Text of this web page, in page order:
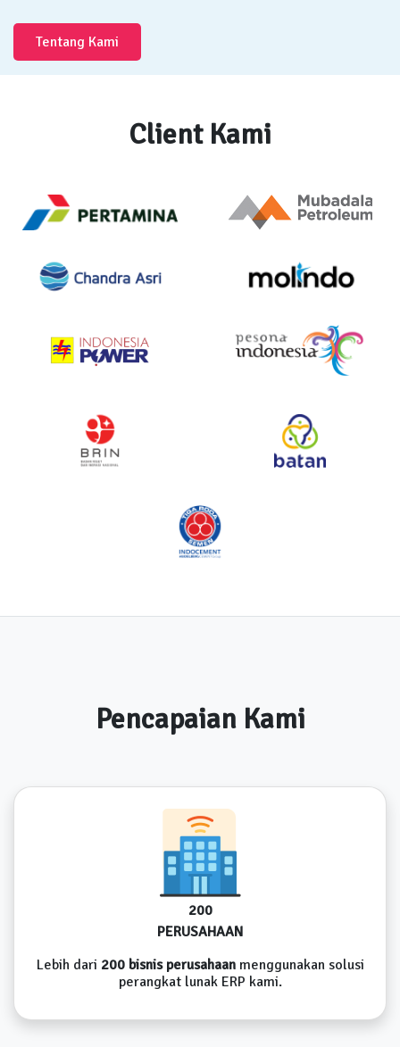
Tentang Kami
Client Kami
Pencapaian Kami
200
PERUSAHAAN
Lebih dari 200 bisnis perusahaanmenggunakan solusi
perangkat lunak ERP kami.